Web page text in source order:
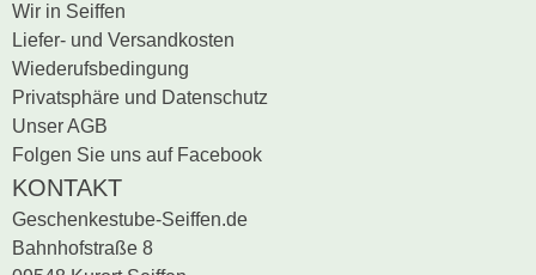
Wir in Seiffen
Liefer- und Versandkosten
Wiederufsbedingung
Privatsphäre und Datenschutz
Unser AGB
Folgen Sie uns auf Facebook
KONTAKT
Geschenkestube-Seiffen.de
Bahnhofstraße 8